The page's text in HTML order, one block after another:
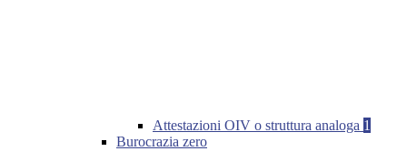
Attestazioni OIV o struttura analoga 1
Burocrazia zero